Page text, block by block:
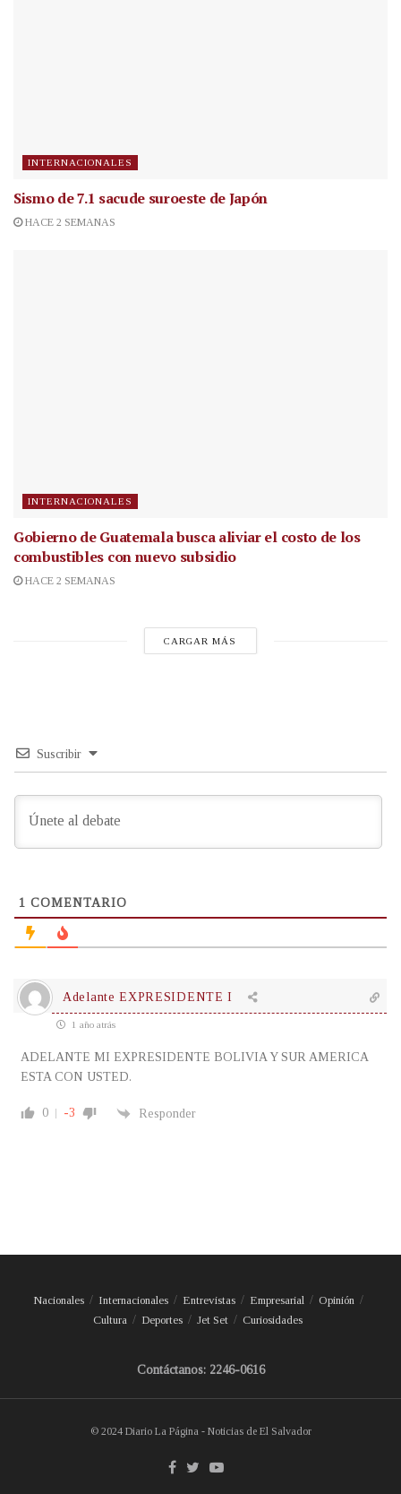
INTERNACIONALES
Sismo de 7.1 sacude suroeste de Japón
HACE 2 SEMANAS
INTERNACIONALES
Gobierno de Guatemala busca aliviar el costo de los
combustibles con nuevo subsidio
HACE 2 SEMANAS
CARGAR MÁS
Suscribir
1 COMENTARIO
Adelante EXPRESIDENTE I
1 año atrás
ADELANTE MI EXPRESIDENTE BOLIVIA Y SUR AMERICA
ESTA CON USTED.
0 -3 Responder
Nacionales Internacionales Entrevistas Empresarial
Opinión
Cultura
Deportes Jet Set Curiosidades
Contáctanos: 2246-0616
© 2024 Diario La Página - Noticias de El Salvador